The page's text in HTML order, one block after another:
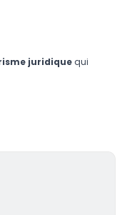
juridique qui